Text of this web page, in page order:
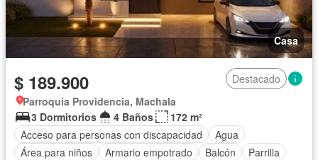
Casa
$ 189.900
Destacado
Parroquia Providencia, Machala
3 Dormitorios
4 Baños
172 m²
Acceso para personas con discapacidad
Agua
Área para niños
Armario empotrado Balcón
Parrilla